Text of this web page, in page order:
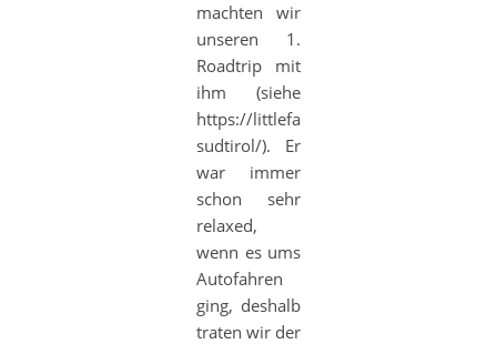
machten wir
unseren 1.
Roadtrip mit
ihm (siehe
https://
sudtirol/). Er
war immer
schon sehr
relaxed,
wenn es ums
Autofahren
ging, deshalb
traten wir der